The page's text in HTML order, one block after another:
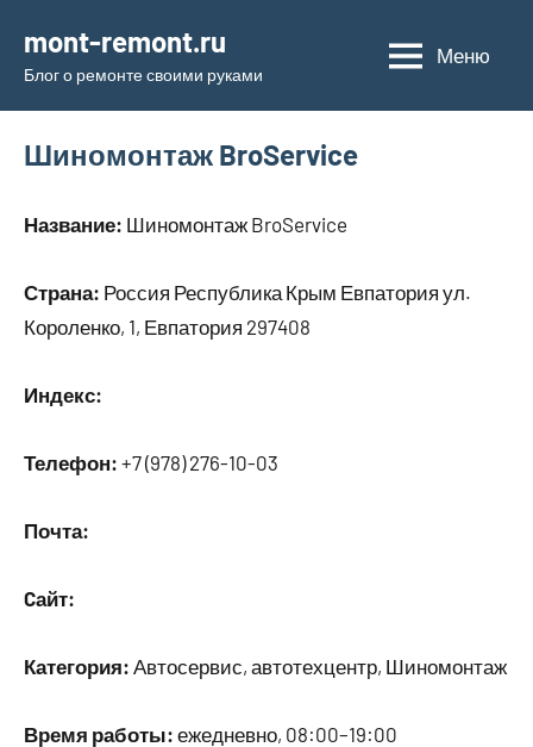
содержимому
mont-remont.ru
Блог о ремонте своими руками
Меню
Шиномонтаж BroService
Название: Шиномонтаж BroService
Страна: Россия Республика Крым Евпатория ул.
Короленко, 1, Евпатория 297408
Индекс:
Телефон: +7 (978) 276-10-03
Почта:
Cайт:
Категория: Автосервис, автотехцентр, Шиномонтаж
Время работы: ежедневно, 08:00–19:00